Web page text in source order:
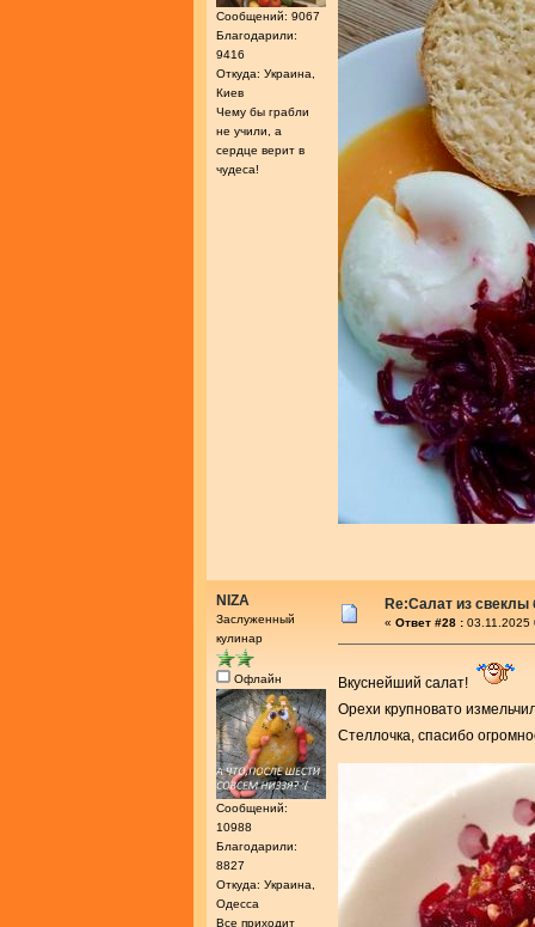
Сообщений: 9067
Благодарили:
9416
Откуда: Украина,
Киев
Чему бы грабли
не учили, а
сердце верит в
чудеса!
NIZA
Заслуженный
кулинар
Офлайн
Сообщений:
10988
Благодарили:
8827
Откуда: Украина,
Одесса
Все приходит
Re:Салат из свеклы
« Ответ #28 : 03.11.2025
Вкуснейший салат!
Орехи крупновато
Стеллочка, спасибо